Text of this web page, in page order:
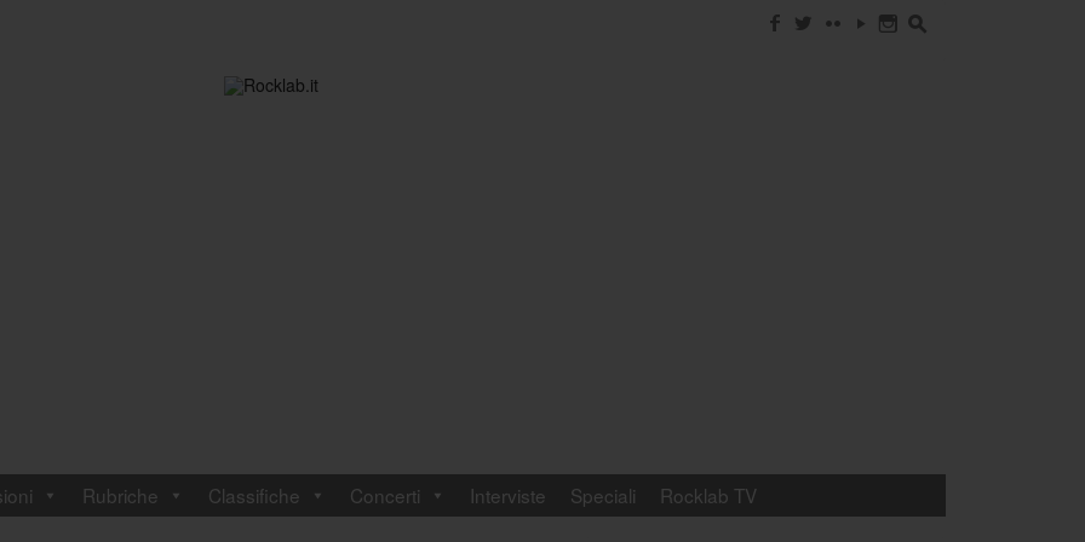
f w c y n s
Rubriche Classifiche Concerti Interviste Speciali Rocklab TV